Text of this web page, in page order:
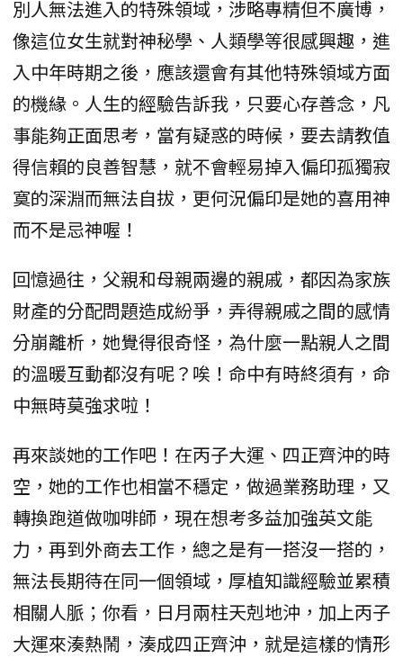
別人無法進入的特殊領域，涉略專精但不廣博，
像這位女生就對神秘學、人類學等很感興趣，進
入中年時期之後，應該還會有其他特殊領域方面
的機緣。人生的經驗告訴我，只要心存善念，凡
事能夠正面思考，當有疑惑的時候，要去請教值
得信賴的良善智慧，就不會輕易掉入偏印孤獨寂
寞的深淵而無法自拔，更何況偏印是她的喜用神
而不是忌神喔！
回憶過往，父親和母親兩邊的親戚，都因為家族
財產的分配問題造成紛爭，弄得親戚之間的感情
分崩離析，她覺得很奇怪，為什麼一點親人之間
的溫暖互動都沒有呢？唉！命中有時終須有，命
中無時莫強求啦！
再來談她的工作吧！在丙子大運、四正齊沖的時
空，她的工作也相當不穩定，做過業務助理，又
轉換跑道做咖啡師，現在想考多益加強英文能
力，再到外商去工作，總之是有一搭沒一搭的，
無法長期待在同一個領域，厚植知識經驗並累積
相關人脈；你看，日月兩柱天剋地沖，加上丙子
大運來湊熱鬧，湊成四正齊沖，就是這樣的情形